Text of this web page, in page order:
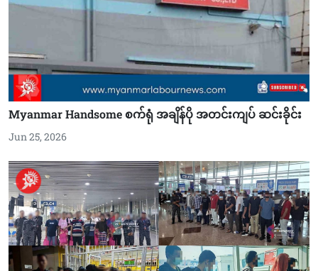
Myanmar Handsome စက်ရုံ အချိန်ပို အတင်းကျပ် ဆင်းခိုင်း
Jun 25, 2026